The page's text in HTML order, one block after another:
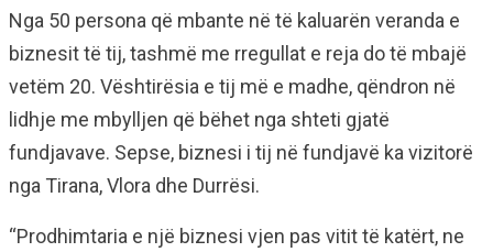
Nga 50 persona që mbante në të kaluarën veranda e
biznesit të tij, tashmë me rregullat e reja do të mbajë
vetëm 20. Vështirësia e tij më e madhe, qëndron në
lidhje me mbylljen që bëhet nga shteti gjatë
fundjavave. Sepse, biznesi i tij në fundjavë ka vizitorë
nga Tirana, Vlora dhe Durrësi.
“Prodhimtaria e një biznesi vjen pas vitit të katërt, ne